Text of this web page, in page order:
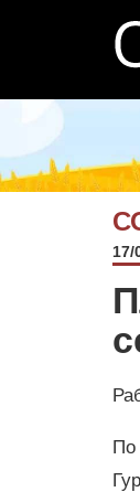
17/
По